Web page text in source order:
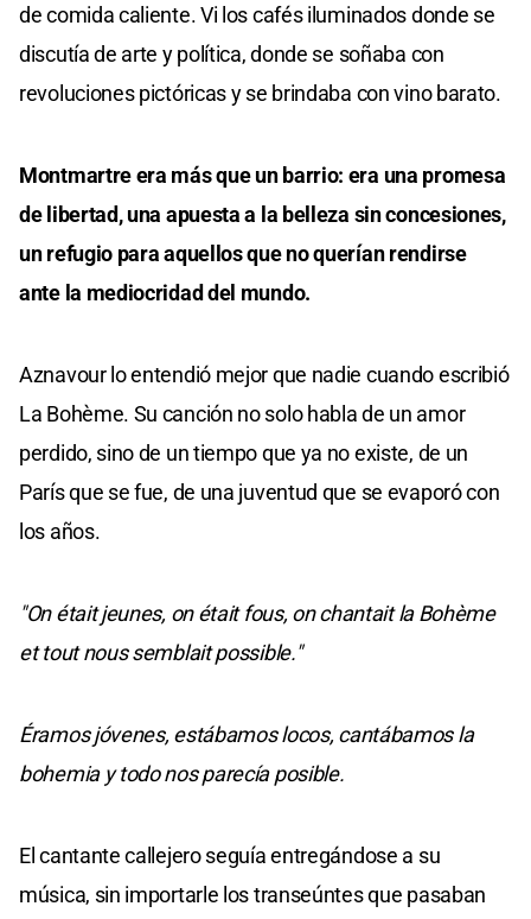
de comida caliente. Vi los cafés iluminados donde se
discutía de arte y política, donde se soñaba con
revoluciones pictóricas y se brindaba con vino barato.
Montmartre era más que un barrio: era una promesa
de libertad, una apuesta a la belleza sin concesiones,
un refugio para aquellos que no querían rendirse
ante la mediocridad del mundo.
Aznavour lo entendió mejor que nadie cuando escribió
La Bohème. Su canción no solo habla de un amor
perdido, sino de un tiempo que ya no existe, de un
París que se fue, de una juventud que se evaporó con
los años.
"On était jeunes, on était fous, on chantait la Bohème
et tout nous semblait possible."
Éramos jóvenes, estábamos locos, cantábamos la
bohemia y todo nos parecía posible.
El cantante callejero seguía entregándose a su
música, sin importarle los transeúntes que pasaban